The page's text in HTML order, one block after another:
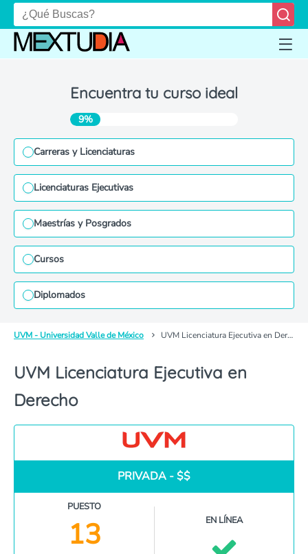
Encuentra tu curso ideal
9%
Carreras y Licenciaturas
Licenciaturas Ejecutivas
Maestrías y Posgrados
Cursos
Diplomados
UVM - Universidad Valle de México UVM Licenciatura Ejecutiva en Derecho
UVM Licenciatura Ejecutiva en
Derecho
PRIVADA - $$
PUESTO
13 EN LÍNEA